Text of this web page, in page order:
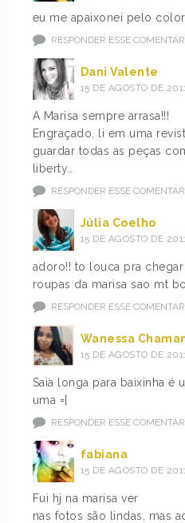
eu me apaixonei pelo
RESPONDER ESSE
Dani Valente
15 DE AGOSTO DE
A Marisa sempre arrasa!!!
Engraçado, li em uma
guardar todas as peças
liberty…
RESPONDER ESSE
Júlia Coelho
15 DE AGOSTO DE
adoro!! to louca pra
roupas da marisa sao mt
RESPONDER ESSE
Wanessa
15 DE AGOSTO DE
Saia longa para baixinha é
uma =[
RESPONDER ESSE
fabiana
15 DE AGOSTO DE
Fui hj na marisa ver
nas fotos são lindas, mas